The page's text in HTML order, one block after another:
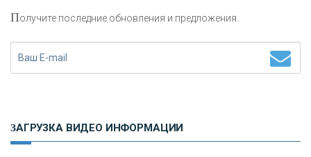
Получите последние обновления и предложения.
ЗАГРУЗКА ВИДЕО ИНФОРМАЦИИ